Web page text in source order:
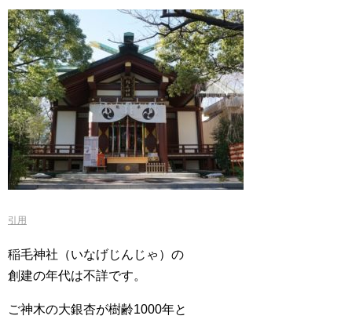
引用
稲毛神社（いなげじんじゃ）の
創建の年代は不詳です。
ご神木の大銀杏が樹齢1000年と